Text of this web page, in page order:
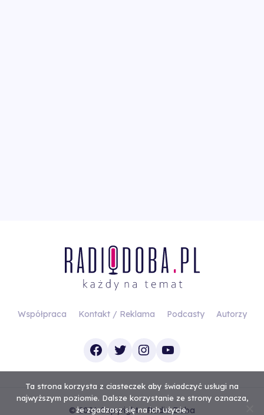
Współpraca Kontakt / Reklama Podcasty Autorzy
Facebook
TwitterInstagram
YouTube
© 2026 Copyright - Radio Doba
Ta strona korzysta z ciasteczek aby świadczyć usługi na
najwyższym poziomie. Dalsze korzystanie ze strony oznacza,
że zgadzasz się na ich użycie.